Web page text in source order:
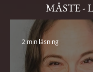
MÅSTE -
2 min läsning